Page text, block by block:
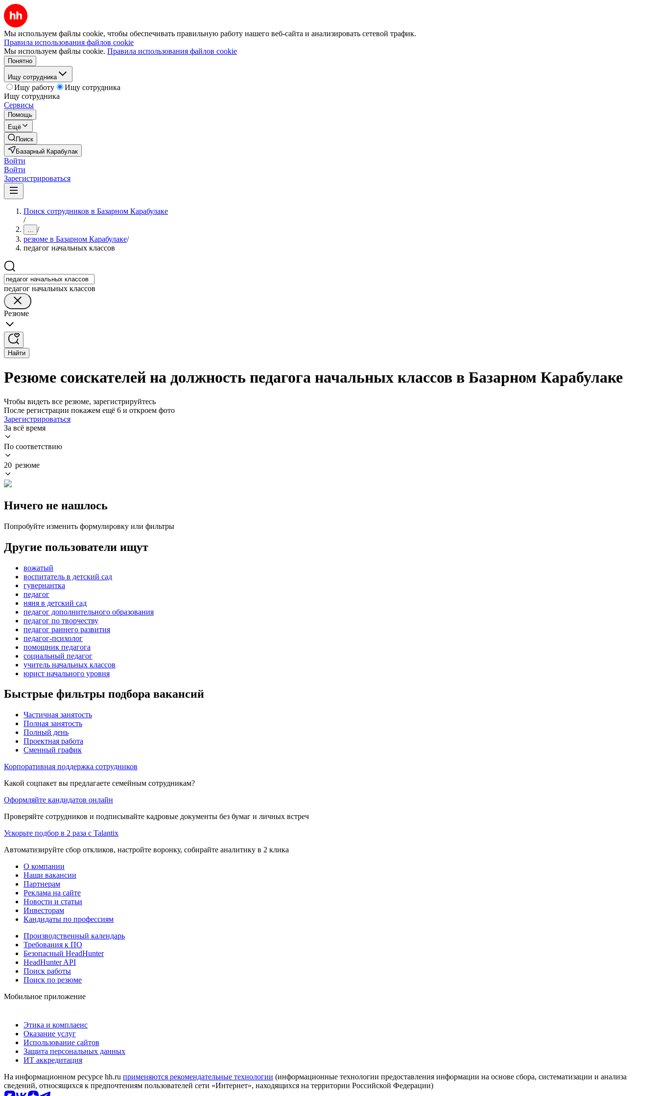
Мы используем файлы cookie, чтобы обеспечивать правильную работу нашего веб-сайта и анализировать сетевой трафик.
Правила использования файлов cookie
Мы используем файлы cookie. Правила использования файлов cookie
Понятно
Ищу сотрудника
Ищу работу
Ищу сотрудника
Ищу сотрудника
Сервисы
Помощь
Ещё
Поиск
Базарный Карабулак
Войти
Войти
Зарегистрироваться
Поиск сотрудников в Базарном Карабулаке
/
... /
резюме в Базарном Карабулаке/
педагог начальных классов
педагог начальных классов
Резюме
Найти
Резюме соискателей на должность педагога начальных классов в Базарном Карабулаке
Чтобы видеть все резюме, зарегистрируйтесь
После регистрации покажем ещё 6 и откроем фото
Зарегистрироваться
За всё время
По соответствию
20 резюме
Ничего не нашлось
Попробуйте изменить формулировку или фильтры
Другие пользователи ищут
вожатый
воспитатель в детский сад
гувернантка
педагог
няня в детский сад
педагог дополнительного образования
педагог по творчеству
педагог раннего развития
педагог-психолог
помощник педагога
социальный педагог
учитель начальных классов
юрист начального уровня
Быстрые фильтры подбора вакансий
Частичная занятость
Полная занятость
Полный день
Проектная работа
Сменный график
Корпоративная поддержка сотрудников
Какой соцпакет вы предлагаете семейным сотрудникам?
Оформляйте кандидатов онлайн
Проверяйте сотрудников и подписывайте кадровые документы без бумаг и личных встреч
Ускорьте подбор в 2 раза с Talantix
Автоматизируйте сбор откликов, настройте воронку, собирайте аналитику в 2 клика
О компании
Наши вакансии
Партнерам
Реклама на сайте
Новости и статьи
Инвесторам
Кандидаты по профессиям
Производственный календарь
Требования к ПО
Безопасный HeadHunter
HeadHunter API
Поиск работы
Поиск по резюме
Мобильное приложение
Этика и комплаенс
Оказание услуг
Использование сайтов
Защита персональных данных
ИТ аккредитация
На информационном ресурсе hh.ru применяются рекомендательные технологии (информационные технологии предоставления информации на основе сбора, систематизации и анализа
сведений, относящихся к предпочтениям пользователей сети «Интернет», находящихся на территории Российской Федерации)